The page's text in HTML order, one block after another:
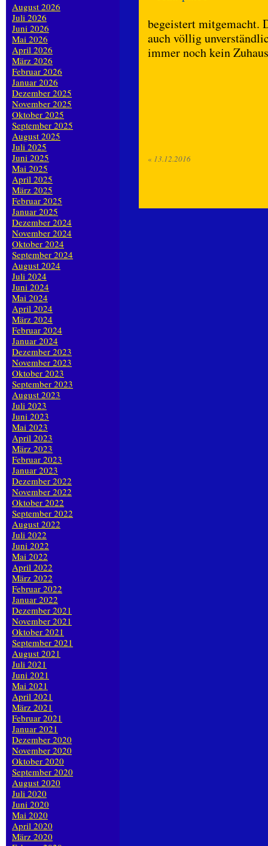
begeistert mitgemacht.
auch völlig
immer noch kein
« 13.12.2016
August 2026
Juli 2026
Juni 2026
Mai 2026
April 2026
März 2026
Februar 2026
Januar 2026
Dezember 2025
November 2025
Oktober 2025
September 2025
August 2025
Juli 2025
Juni 2025
Mai 2025
April 2025
März 2025
Februar 2025
Januar 2025
Dezember 2024
November 2024
Oktober 2024
September 2024
August 2024
Juli 2024
Juni 2024
Mai 2024
April 2024
März 2024
Februar 2024
Januar 2024
Dezember 2023
November 2023
Oktober 2023
September 2023
August 2023
Juli 2023
Juni 2023
Mai 2023
April 2023
März 2023
Februar 2023
Januar 2023
Dezember 2022
November 2022
Oktober 2022
September 2022
August 2022
Juli 2022
Juni 2022
Mai 2022
April 2022
März 2022
Februar 2022
Januar 2022
Dezember 2021
November 2021
Oktober 2021
September 2021
August 2021
Juli 2021
Juni 2021
Mai 2021
April 2021
März 2021
Februar 2021
Januar 2021
Dezember 2020
November 2020
Oktober 2020
September 2020
August 2020
Juli 2020
Juni 2020
Mai 2020
April 2020
März 2020